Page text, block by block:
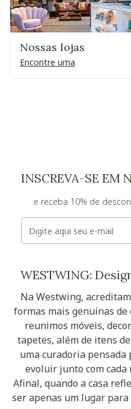
Nossas lojas
Encontre uma
INSCREVA-SE EM
e receba 10% de
WESTWING:
Na Westwing,
formas mais genuínas de
reunimos móveis,
tapetes, além de itens
uma curadoria
evoluir junto com cada
Afinal, quando a casa
ser apenas um lugar